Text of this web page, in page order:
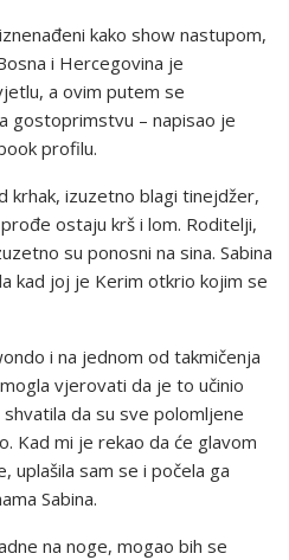
kako show nastupom,
i Hercegovina je
a ovim putem se
gostoprimstvu – napisao je
profilu.
krhak, izuzetno blagi tinejdžer,
ostaju krš i lom. Roditelji,
su ponosni na sina. Sabina
kad joj je Kerim otkrio kojim se
i na jednom od takmičenja
vjerovati da je to učinio
da su sve polomljene
Kad mi je rekao da će glavom
uplašila sam se i počela ga
Sabina.
na noge, mogao bih se